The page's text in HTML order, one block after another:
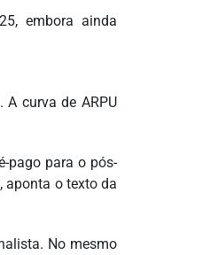
embora ainda
curva de ARPU
pago para o pós-
aponta o texto da
No mesmo